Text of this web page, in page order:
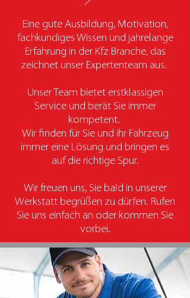
Eine gute Ausbildung, Motivation,
fachkundiges Wissen und jahrelange
Erfahrung in der Kfz Branche, das
zeichnet unser Expertenteam aus.
Unser Team bietet erstklassigen
Service und berät Sie immer
kompetent.
Wir finden für Sie und ihr Fahrzeug
immer eine Lösung und bringen es
auf die richtige Spur.
Wir freuen uns, Sie bald in unserer
Werkstatt begrüßen zu dürfen. Rufen
Sie uns einfach an oder kommen Sie
vorbei.